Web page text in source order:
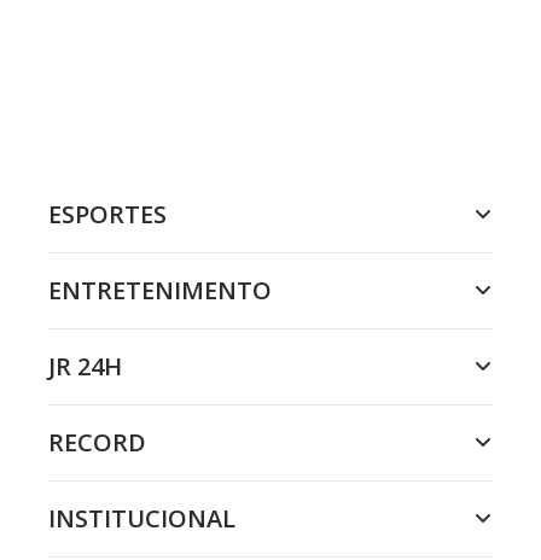
ESPORTES
ENTRETENIMENTO
JR 24H
RECORD
INSTITUCIONAL